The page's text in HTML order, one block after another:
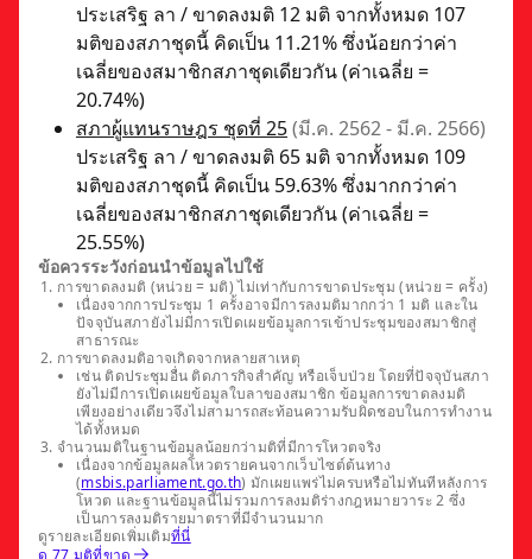
ประเสริฐ ลา / ขาดลงมติ 12 มติ จากทั้งหมด 107
มติของสภาชุดนี้ คิดเป็น 11.21% ซึ่งน้อยกว่าค่า
เฉลี่ยของสมาชิกสภาชุดเดียวกัน (ค่าเฉลี่ย =
20.74%)
สภาผู้แทนราษฎร ชุดที่ 25(มี.ค. 2562 - มี.ค. 2566)
ประเสริฐ ลา / ขาดลงมติ 65 มติ จากทั้งหมด 109
มติของสภาชุดนี้ คิดเป็น 59.63% ซึ่งมากกว่าค่า
เฉลี่ยของสมาชิกสภาชุดเดียวกัน (ค่าเฉลี่ย =
25.55%)
ข้อควรระวังก่อนนำข้อมูลไปใช้
การขาดลงมติ (หน่วย = มติ) ไม่เท่ากับการขาดประชุม (หน่วย = ครั้ง)
เนื่องจากการประชุม 1 ครั้งอาจมีการลงมติมากกว่า 1 มติ และใน
ปัจจุบันสภายังไม่มีการเปิดเผยข้อมูลการเข้าประชุมของสมาชิกสู่
สาธารณะ
การขาดลงมติอาจเกิดจากหลายสาเหตุ
เช่น ติดประชุมอื่น ติดภารกิจสำคัญ หรือเจ็บป่วย โดยที่ปัจจุบันสภา
ยังไม่มีการเปิดเผยข้อมูลใบลาของสมาชิก ข้อมูลการขาดลงมติ
เพียงอย่างเดียวจึงไม่สามารถสะท้อนความรับผิดชอบในการทำงาน
ได้ทั้งหมด
จำนวนมติในฐานข้อมูลน้อยกว่ามติที่มีการโหวตจริง
เนื่องจากข้อมูลผลโหวตรายคนจากเว็บไซต์ต้นทาง
(msbis.parliament.go.th) มักเผยแพร่ไม่ครบหรือไม่ทันทีหลังการ
โหวต และฐานข้อมูลนี้ไม่รวมการลงมติร่างกฎหมายวาระ 2 ซึ่ง
เป็นการลงมติรายมาตราที่มีจำนวนมาก
ดูรายละเอียดเพิ่มเติมที่นี่
ดู 77 มติที่ขาด